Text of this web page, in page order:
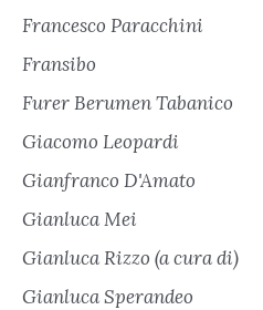
Francesco Paracchini
Fransibo
Furer Berumen Tabanico
Giacomo Leopardi
Gianfranco D'Amato
Gianluca Mei
Gianluca Rizzo (a cura di)
Gianluca Sperandeo